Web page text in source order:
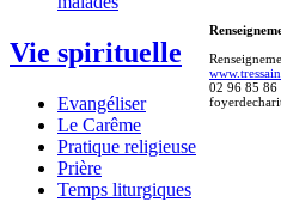
Vie spirituelle
Evangéliser
Le Carême
Pratique religieuse
Prière
Temps liturgiques
02 96 85 86